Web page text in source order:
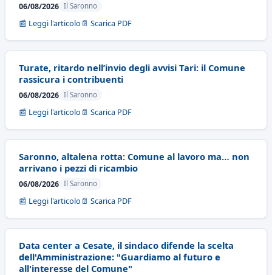
06/08/2026 Il Saronno
📰 Leggi l'articolo 📄 Scarica PDF
Turate, ritardo nell’invio degli avvisi Tari: il Comune
rassicura i contribuenti
06/08/2026 Il Saronno
📰 Leggi l'articolo 📄 Scarica PDF
Saronno, altalena rotta: Comune al lavoro ma… non
arrivano i pezzi di ricambio
06/08/2026 Il Saronno
📰 Leggi l'articolo 📄 Scarica PDF
Data center a Cesate, il sindaco difende la scelta
dell'Amministrazione: "Guardiamo al futuro e
all'interesse del Comune"